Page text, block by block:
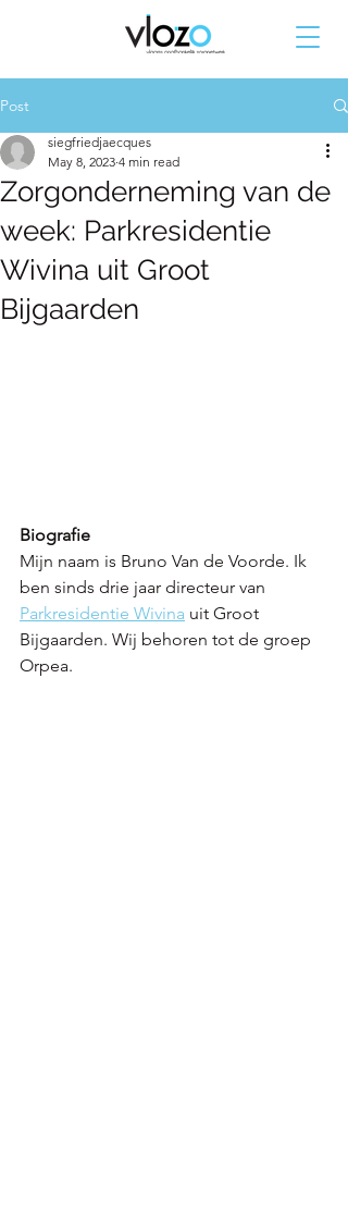
Post
Zorgonderneming van de
week: Parkresidentie
Wivina uit Groot
Bijgaarden
siegfriedjaecques
May 8, 2023 4 min read
Biografie
Mijn naam is Bruno Van de Voorde. Ik
ben sinds drie jaar directeur van
Parkresidentie Wivina uit Groot
Bijgaarden. Wij behoren tot de groep
Orpea.